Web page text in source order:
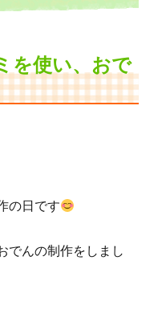
を使い、おで
の日です
でんの制作をしまし